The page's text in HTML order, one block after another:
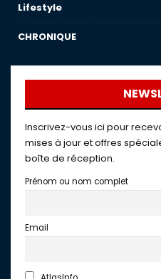
Lifestyle
CHRONIQUE
Inscrivez-vous ici pour
mises à jour et offres
boîte de réception.
Prénom ou nom complet
Email